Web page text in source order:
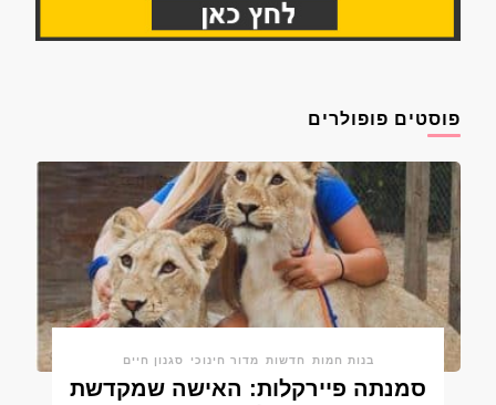
פוסטים פופולרים
בנות חמות חדשות מדור חינוכי סגנון חיים
סמנתה פיירקלות: האישה שמקדשת